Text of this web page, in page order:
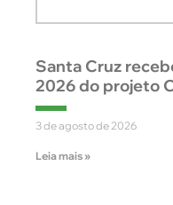
Santa Cruz
2026 do projeto
3 de agosto de 2026
Leia mais »